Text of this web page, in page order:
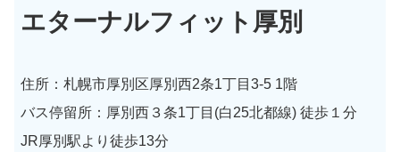
エターナルフィット厚別
住所：札幌市厚別区厚別西2条1丁目3-5 1階
バス停留所：厚別西３条1丁目(白25北都線) 徒歩１分
JR厚別駅より徒歩13分